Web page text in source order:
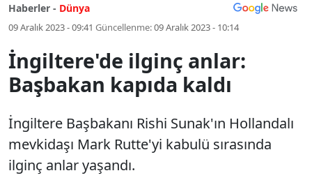
Haberler - Dünya
09 Aralık 2023 - 09:41 Güncellenme:09 Aralık 2023 - 10:14
İngiltere'de ilginç anlar:
Başbakan kapıda kaldı
İngiltere Başbakanı Rishi Sunak'ın Hollandalı
mevkidaşı Mark Rutte'yi kabulü sırasında
ilginç anlar yaşandı.